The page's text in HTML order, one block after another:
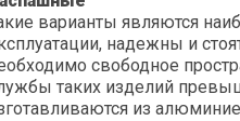
варианты являются
надежны и
свободное
таких изделий
из